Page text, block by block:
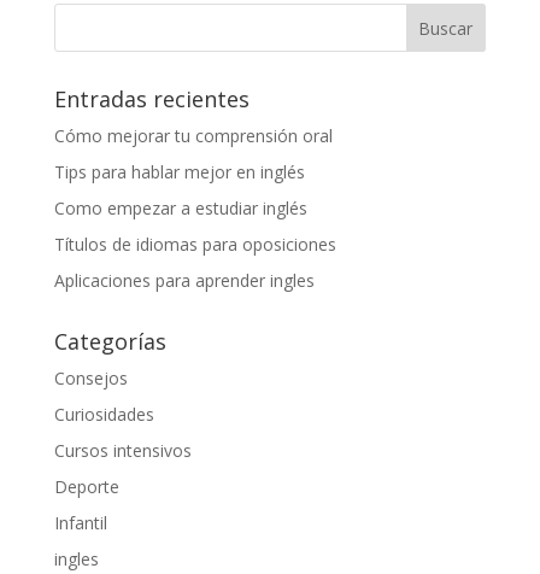
Entradas recientes
Cómo mejorar tu comprensión oral
Tips para hablar mejor en inglés
Como empezar a estudiar inglés
Títulos de idiomas para oposiciones
Aplicaciones para aprender ingles
Categorías
Consejos
Curiosidades
Cursos intensivos
Deporte
Infantil
ingles